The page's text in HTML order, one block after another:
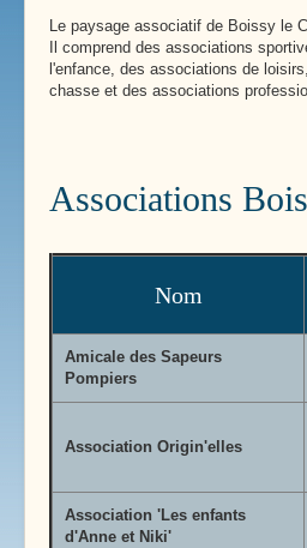
Le paysage associatif de Boissy le
Il comprend des associations
l'enfance, des associations de
chasse et des associations
Associations
Nom
Amicale des Sapeurs
Pompiers
Association Origin'elles
Association 'Les enfants
d'Anne et Niki'